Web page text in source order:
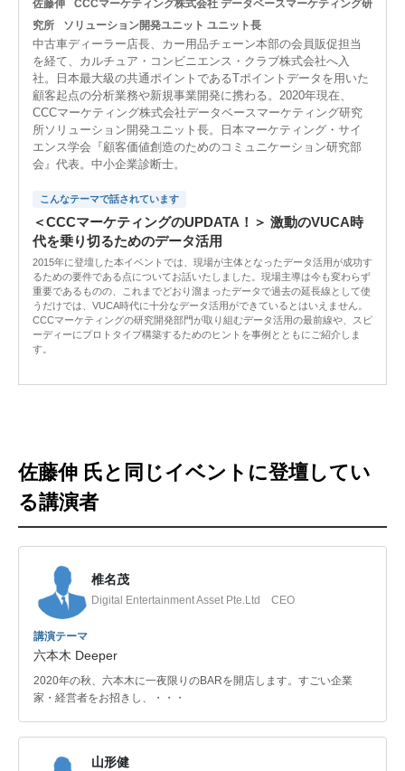
佐藤伸
CCCマーケティング株式会社 データベースマーケティング研
究所
ソリューション開発ユニット ユニット長
中古車ディーラー店長、カー用品チェーン本部の会員販促担当
を経て、カルチュア・コンビニエンス・クラブ株式会社へ入
社。日本最大級の共通ポイントであるTポイントデータを用いた
顧客起点の分析業務や新規事業開発に携わる。2020年現在、
CCCマーケティング株式会社データベースマーケティング研究
所ソリューション開発ユニット長。日本マーケティング・サイ
エンス学会『顧客価値創造のためのコミュニケーション研究部
会』代表。中小企業診断士。
こんなテーマで話されています
＜CCCマーケティングのUPDATA！＞ 激動のVUCA時
代を乗り切るためのデータ活用
2015年に登壇した本イベントでは、現場が主体となったデータ活用が成功す
るための要件である点についてお話いたしました。現場主導は今も変わらず
重要であるものの、これまでどおり溜まったデータで過去の延長線として使
うだけでは、VUCA時代に十分なデータ活用ができているとはいえません。
CCCマーケティングの研究開発部門が取り組むデータ活用の最前線や、スピ
ーディーにプロトタイプ構築するためのヒントを事例とともにご紹介しま
す。
佐藤伸 氏と同じイベントに登壇してい
る講演者
椎名茂
Digital Entertainment Asset Pte.Ltd CEO
講演テーマ
六本木 Deeper
2020年の秋、六本木に一夜限りのBARを開店します。すごい企業
家・経営者をお招きし、・・・
山形健